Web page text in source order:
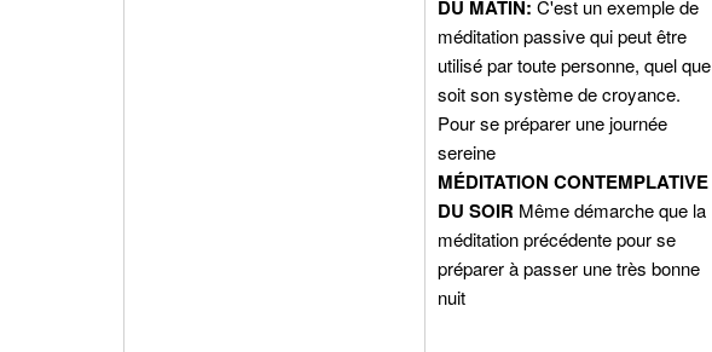
DU MATIN: C'est un exemple de
méditation passive qui peut être
utilisé par toute personne, quel que
soit son système de croyance.
Pour se préparer une journée
sereine
MÉDITATION CONTEMPLATIVE
DU SOIR Même démarche que la
méditation précédente pour se
préparer à passer une très bonne
nuit